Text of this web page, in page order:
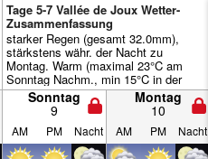
Tage 5-7 Vallée de Joux Wetter-
Zusammenfassung
starker Regen (gesamt 32.0mm),
stärkstens währ. der Nacht zu
Montag. Warm (maximal 23°C am
Sonntag Nachm., min 15°C in der
Nacht zu Montag). Der Wind bleibt
meist schwach..
Sonntag
9
Montag
10
AM PM Nacht AM PM Nacht